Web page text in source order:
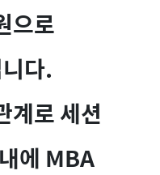
으로
다.
계로 세션
에 MBA